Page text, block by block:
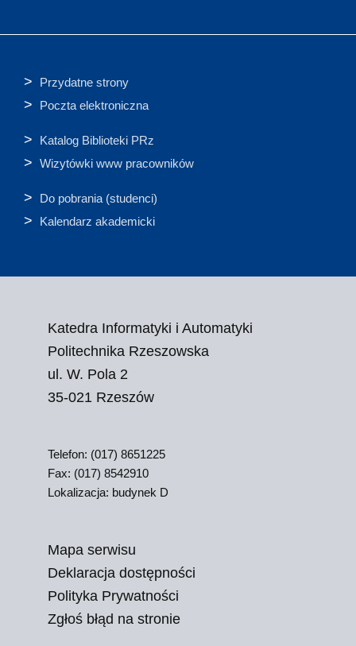
Przydatne strony
Poczta elektroniczna
Katalog Biblioteki PRz
Wizytówki www pracowników
Do pobrania (studenci)
Kalendarz akademicki
Katedra Informatyki i Automatyki
Politechnika Rzeszowska
ul. W. Pola 2
35-021 Rzeszów
Telefon: (017) 8651225
Fax: (017) 8542910
Lokalizacja: budynek D
Mapa serwisu
Deklaracja dostępności
Polityka Prywatności
Zgłoś błąd na stronie